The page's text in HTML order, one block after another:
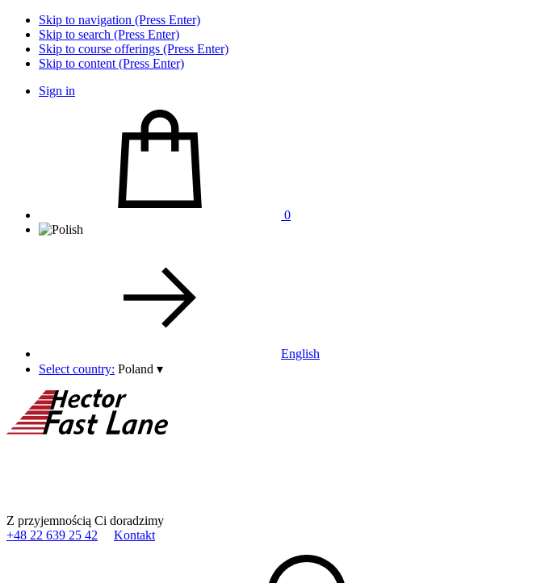
Skip to navigation (Press Enter)
Skip to search (Press Enter)
Skip to course offerings (Press Enter)
Skip to content (Press Enter)
Sign in
0
English
Select country: Poland ▾
Z przyjemnością Ci doradzimy
+48 22 639 25 42
Kontakt